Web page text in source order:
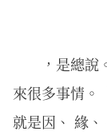
，是總
來很多事情。
就是因、 緣